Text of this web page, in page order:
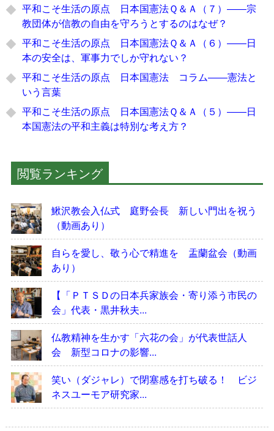
平和こそ生活の原点 日本国憲法Ｑ＆Ａ（７）――宗
教団体が信教の自由を守ろうとするのはなぜ？
平和こそ生活の原点 日本国憲法Ｑ＆Ａ（６）――日
本の安全は、軍事力でしか守れない？
平和こそ生活の原点 日本国憲法 コラム――憲法と
いう言葉
平和こそ生活の原点 日本国憲法Ｑ＆Ａ（５）――日
本国憲法の平和主義は特別な考え方？
閲覧ランキング
鰍沢教会入仏式 庭野会長 新しい門出を祝う
（動画あり）
自らを愛し、敬う心で精進を 盂蘭盆会（動画
あり）
【「ＰＴＳＤの日本兵家族会・寄り添う市民の
会」代表・黒井秋夫...
仏教精神を生かす「六花の会」が代表世話人
会 新型コロナの影響...
笑い（ダジャレ）で閉塞感を打ち破る！ ビジ
ネスユーモア研究家...